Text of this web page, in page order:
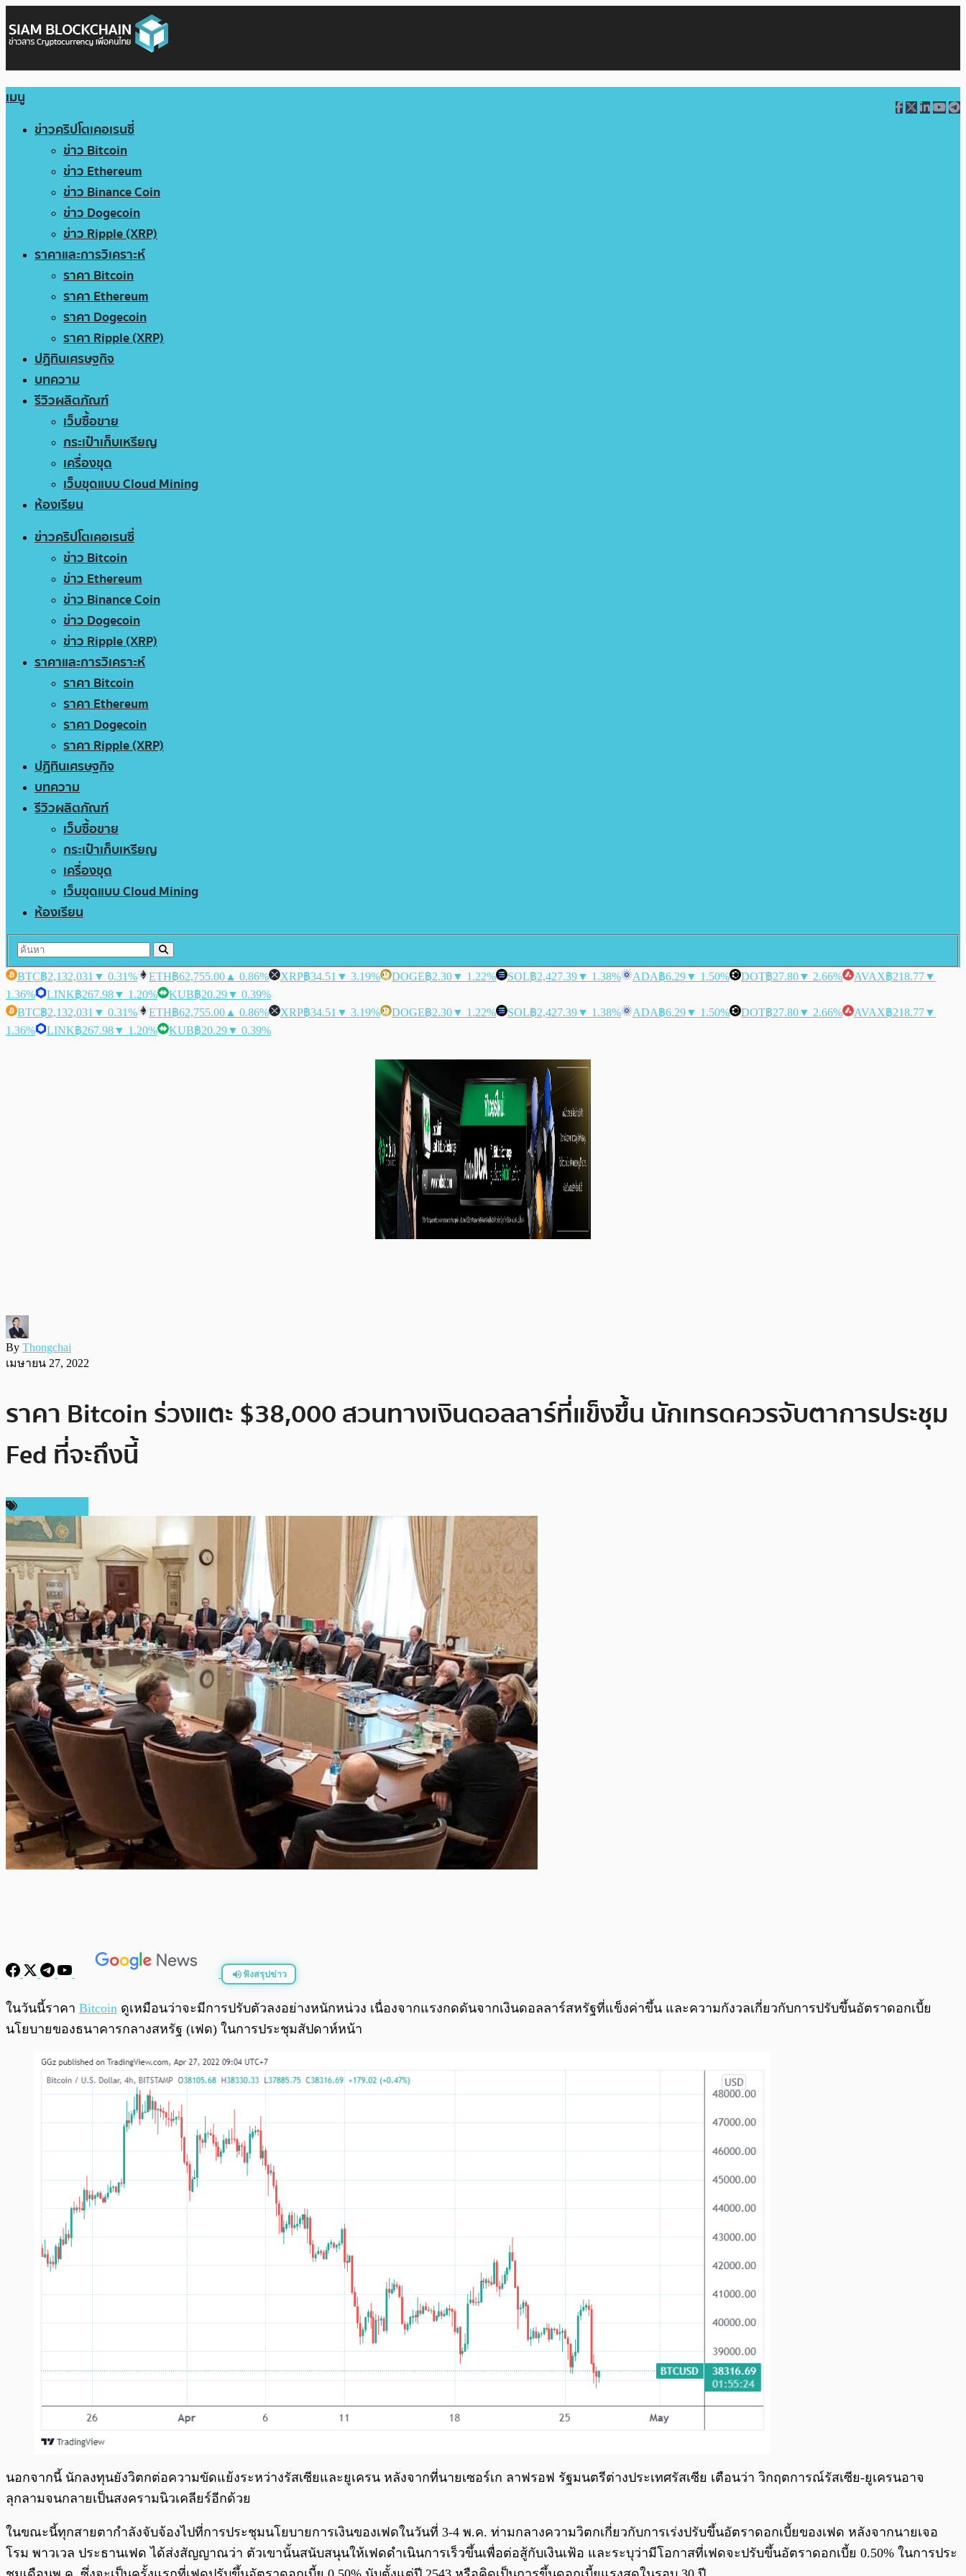
เมนู
ข่าวคริปโตเคอเรนซี่
ข่าว Bitcoin
ข่าว Ethereum
ข่าว Binance Coin
ข่าว Dogecoin
ข่าว Ripple (XRP)
ราคาและการวิเคราะห์
ราคา Bitcoin
ราคา Ethereum
ราคา Dogecoin
ราคา Ripple (XRP)
ปฏิทินเศรษฐกิจ
บทความ
รีวิวผลิตภัณฑ์
เว็บซื้อขาย
กระเป๋าเก็บเหรียญ
เครื่องขุด
เว็บขุดแบบ Cloud Mining
ห้องเรียน
ข่าวคริปโตเคอเรนซี่
ข่าว Bitcoin
ข่าว Ethereum
ข่าว Binance Coin
ข่าว Dogecoin
ข่าว Ripple (XRP)
ราคาและการวิเคราะห์
ราคา Bitcoin
ราคา Ethereum
ราคา Dogecoin
ราคา Ripple (XRP)
ปฏิทินเศรษฐกิจ
บทความ
รีวิวผลิตภัณฑ์
เว็บซื้อขาย
กระเป๋าเก็บเหรียญ
เครื่องขุด
เว็บขุดแบบ Cloud Mining
ห้องเรียน
BTC฿2,132,031 ▼ 0.31% ETH฿62,755.00 ▲ 0.86% XRP฿34.51 ▼ 3.19% DOGE฿2.30▼ 1.22% SOL฿2,427.39▼ 1.38% ADA฿6.29▼ 1.50% DOT฿27.80▼ 2.66% AVAX฿218.77▼
1.36%
LINK฿267.98▼ 1.20% KUB฿20.29▼ 0.39%
BTC฿2,132,031 ▼ 0.31% ETH฿62,755.00 ▲ 0.86% XRP฿34.51 ▼ 3.19% DOGE฿2.30▼ 1.22% SOL฿2,427.39▼ 1.38% ADA฿6.29▼ 1.50% DOT฿27.80▼ 2.66% AVAX฿218.77▼
1.36%
LINK฿267.98▼ 1.20% KUB฿20.29▼ 0.39%
By Thongchai
เมษายน 27, 2022
ราคา Bitcoin ร่วงแตะ $38,000 สวนทางเงินดอลลาร์ที่แข็งขึ้น นักเทรดควรจับตาการประชุม
Fed ที่จะถึงนี้
ฟังสรุปข่าว
พร้อมเล่น 0:00
ในวันนี้ราคา Bitcoin ดูเหมือนว่าจะมีการปรับตัวลงอย่างหนักหน่วง เนื่องจากแรงกดดันจากเงินดอลลาร์สหรัฐที่แข็งค่าขึ้น และความกังวลเกี่ยวกับการปรับขึ้นอัตราดอกเบี้ย
นโยบายของธนาคารกลางสหรัฐ (เฟด) ในการประชุมสัปดาห์หน้า
นอกจากนี้ นักลงทุนยังวิตกต่อความขัดแย้งระหว่างรัสเซียและยูเครน หลังจากที่นายเซอร์เก ลาฟรอฟ รัฐมนตรีต่างประเทศรัสเซีย เตือนว่า วิกฤตการณ์รัสเซีย-ยูเครนอาจ
ลุกลามจนกลายเป็นสงครามนิวเคลียร์อีกด้วย
ในขณะนี้ทุกสายตากำลังจับจ้องไปที่การประชุมนโยบายการเงินของเฟดในวันที่ 3-4 พ.ค. ท่ามกลางความวิตกเกี่ยวกับการเร่งปรับขึ้นอัตราดอกเบี้ยของเฟด หลังจากนายเจอ
โรม พาวเวล ประธานเฟด ได้ส่งสัญญาณว่า ตัวเขานั้นสนับสนุนให้เฟดดำเนินการเร็วขึ้นเพื่อต่อสู้กับเงินเฟ้อ และระบุว่ามีโอกาสที่เฟดจะปรับขึ้นอัตราดอกเบี้ย 0.50% ในการประ